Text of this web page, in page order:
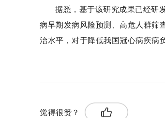
据悉，基于该研究成果已经研
病早期发病风险预测、高危人群筛
治水平，对于降低我国冠心病疾病
觉得很赞？